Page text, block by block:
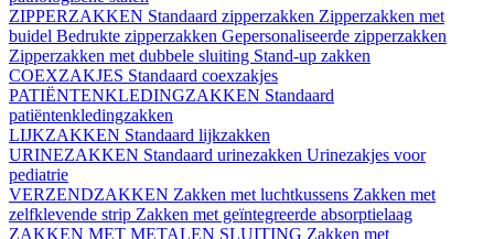
ZIPPERZAKKEN Standaard zipperzakken Zipperzakken met
buidel Bedrukte zipperzakken Gepersonaliseerde zipperzakken
Zipperzakken met dubbele sluiting Stand-up zakken
COEXZAKJES Standaard coexzakjes
PATIËNTENKLEDINGZAKKEN Standaard
patiëntenkledingzakken
LIJKZAKKEN Standaard lijkzakken
URINEZAKKEN Standaard urinezakken Urinezakjes voor
pediatrie
VERZENDZAKKEN Zakken met luchtkussens Zakken met
zelfklevende strip Zakken met geïntegreerde absorptielaag
ZAKKEN MET METALEN SLUITING Zakken met